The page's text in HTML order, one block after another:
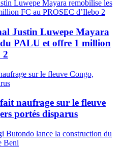
Justin Luwepe Mayara
PALU et offre 1 million
2
naufrage sur le fleuve
portés disparus